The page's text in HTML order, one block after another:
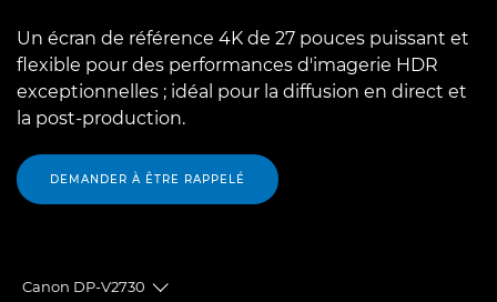
Un écran de référence 4K de 27 pouces puissant et
flexible pour des performances d'imagerie HDR
exceptionnelles ; idéal pour la diffusion en direct et
la post-production.
DEMANDER À ÊTRE RAPPELÉ
Canon DP-V2730
Toggle breadcrumbs